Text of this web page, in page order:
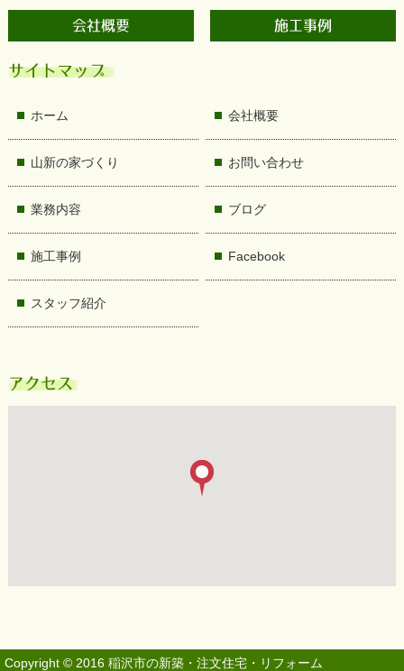
会社概要 施工事例
サイトマップ
ホーム
山新の家づくり
業務内容
施工事例
スタッフ紹介
会社概要
お問い合わせ
ブログ
Facebook
アクセス
Copyright © 2016 稲沢市の新築・注文住宅・リフォーム